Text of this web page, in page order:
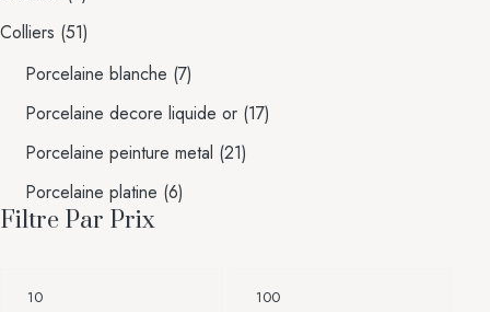
Colliers (51)
Porcelaine blanche (7)
Porcelaine decore liquide or (17)
Porcelaine peinture metal (21)
Porcelaine platine (6)
Filtre Par Prix